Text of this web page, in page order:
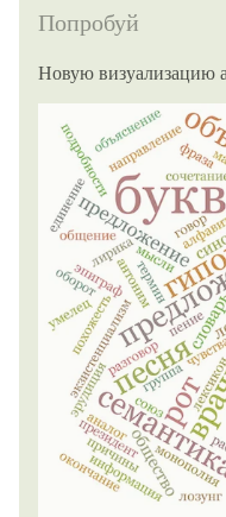
Попробуй
Новую визуализацию